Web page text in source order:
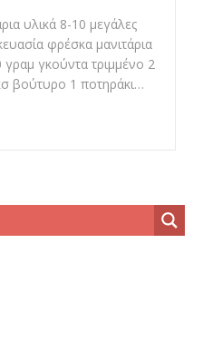
υλικά 8-10 μεγάλες
φρέσκα μανιτάρια
γκούντα τριμμένο 2
βούτυρο 1 ποτηράκι…